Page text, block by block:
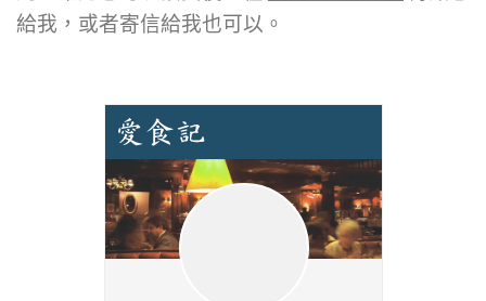
給我，或者寄信給我也可以。